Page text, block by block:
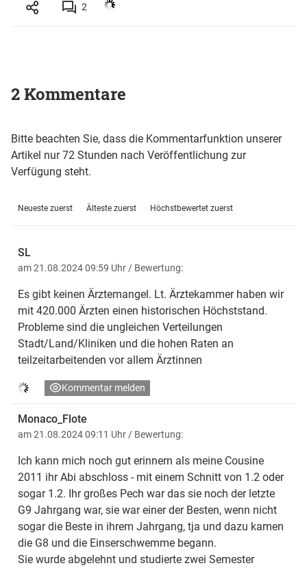
2
2 Kommentare
Bitte beachten Sie, dass die Kommentarfunktion unserer
Artikel nur 72 Stunden nach Veröffentlichung zur
Verfügung steht.
Neueste zuerst Älteste zuerst Höchstbewertet zuerst
SL
am 21.08.2024 09:59 Uhr / Bewertung:
Es gibt keinen Ärztemangel. Lt. Ärztekammer haben wir
mit 420.000 Ärzten einen historischen Höchststand.
Probleme sind die ungleichen Verteilungen
Stadt/Land/Kliniken und die hohen Raten an
teilzeitarbeitenden vor allem Ärztinnen
Kommentar melden
Monaco_Flote
am 21.08.2024 09:11 Uhr / Bewertung:
Ich kann mich noch gut erinnern als meine Cousine
2011 ihr Abi abschloss - mit einem Schnitt von 1.2 oder
sogar 1.2. Ihr großes Pech war das sie noch der letzte
G9 Jahrgang war, sie war einer der Besten, wenn nicht
sogar die Beste in ihrem Jahrgang, tja und dazu kamen
die G8 und die Einserschwemme begann.
Sie wurde abgelehnt und studierte zwei Semester